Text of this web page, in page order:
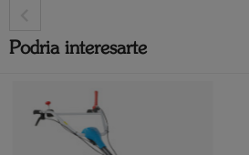
Podria interesarte